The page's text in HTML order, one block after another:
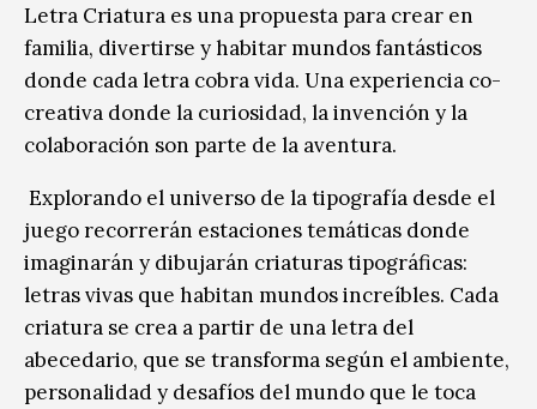
Sin categoría
Letra Criatura es una propuesta para crear en
familia, divertirse y habitar mundos fantásticos
donde cada letra cobra vida. Una experiencia co-
creativa donde la curiosidad, la invención y la
colaboración son parte de la aventura.
Explorando el universo de la tipografía desde el
juego recorrerán estaciones temáticas donde
imaginarán y dibujarán criaturas tipográficas:
letras vivas que habitan mundos increíbles. Cada
criatura se crea a partir de una letra del
abecedario, que se transforma según el ambiente,
personalidad y desafíos del mundo que le toca